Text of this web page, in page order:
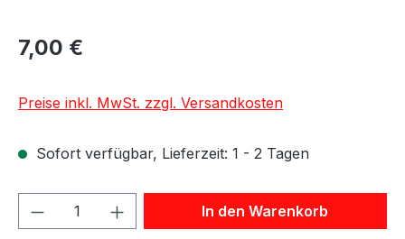
7,00 €
Preise inkl. MwSt. zzgl. Versandkosten
Sofort verfügbar, Lieferzeit: 1 - 2 Tagen
Produkt Anzahl: Gib denIn den Warenkorb